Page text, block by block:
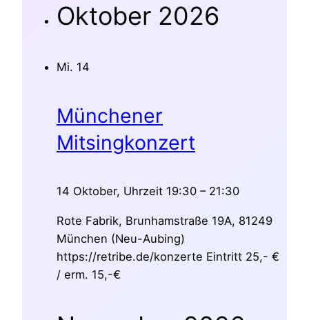
Oktober 2026
Mi. 14
Münchener
Mitsingkonzert
14 Oktober, Uhrzeit 19:30 – 21:30
Rote Fabrik, Brunhamstraße 19A, 81249
München (Neu-Aubing)
https://retribe.de/konzerte Eintritt 25,- €
/ erm. 15,-€